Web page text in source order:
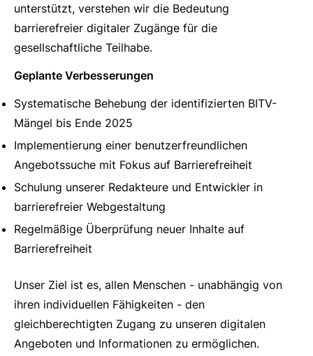
unterstützt, verstehen wir die Bedeutung
barrierefreier digitaler Zugänge für die
gesellschaftliche Teilhabe.
Geplante Verbesserungen
Systematische Behebung der identifizierten BITV-
Mängel bis Ende 2025
Implementierung einer benutzerfreundlichen
Angebotssuche mit Fokus auf Barrierefreiheit
Schulung unserer Redakteure und Entwickler in
barrierefreier Webgestaltung
Regelmäßige Überprüfung neuer Inhalte auf
Barrierefreiheit
Unser Ziel ist es, allen Menschen - unabhängig von
ihren individuellen Fähigkeiten - den
gleichberechtigten Zugang zu unseren digitalen
Angeboten und Informationen zu ermöglichen.